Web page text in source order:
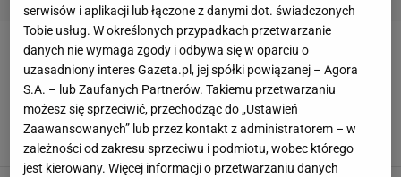
ROCCO RITCHIE
Rzadki widok! Madonna na jednym zdjęciu z
byłym mężem. Nie bez powodu
Kinga Molenda, 16 GRUDNIA 2025, 15:16
serwisów i aplikacji lub łączone z danymi dot. świadczonych
Tobie usług. W określonych przypadkach przetwarzanie
danych nie wymaga zgody i odbywa się w oparciu o
uzasadniony interes Gazeta.pl, jej spółki powiązanej – Agora
S.A. – lub Zaufanych Partnerów. Takiemu przetwarzaniu
możesz się sprzeciwić, przechodząc do „Ustawień
Zaawansowanych” lub przez kontakt z administratorem – w
zależności od zakresu sprzeciwu i podmiotu, wobec którego
jest kierowany. Więcej informacji o przetwarzaniu danych